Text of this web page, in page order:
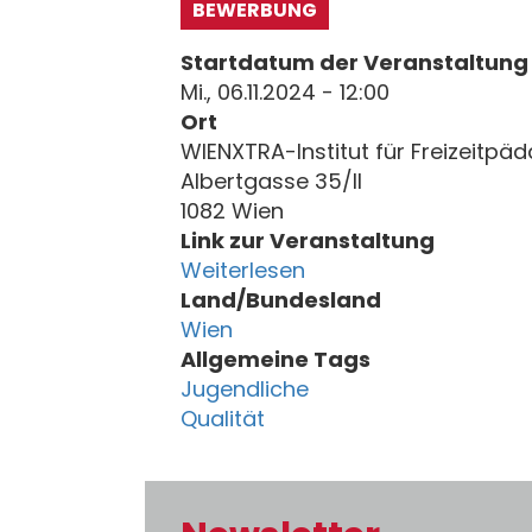
BEWERBUNG
Startdatum der Veranstaltung
Mi., 06.11.2024 - 12:00
Ort
WIENXTRA-Institut für
Albertgasse 35/II
1082 Wien
Link zur Veranstaltung
Weiterlesen
Land/Bundesland
Wien
Allgemeine Tags
Jugendliche
Qualität